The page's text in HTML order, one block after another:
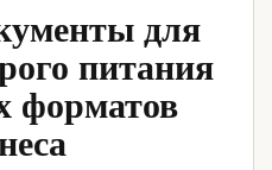
для
питания
форматов